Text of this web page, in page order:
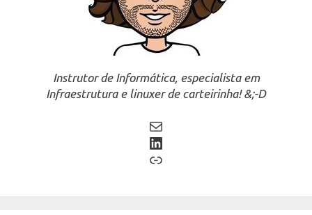
Instrutor de Informática, especialista em
Infraestrutura e linuxer de carteirinha! &;-D
Mail
LinkedIn
Link